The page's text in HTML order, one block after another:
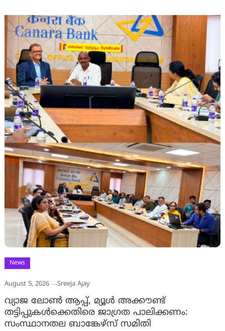
News
August 5, 2026 Sreeja Ajay
വ്യാജ ലോൺ ആപ്പ്, മ്യൂൾ അക്കൗണ്ട്
തട്ടിപ്പുകൾക്കെതിരെ ജാ​ഗ്രത പാലിക്കണം:
സംസ്ഥാനതല ബാങ്കേഴ്സ് സമിതി